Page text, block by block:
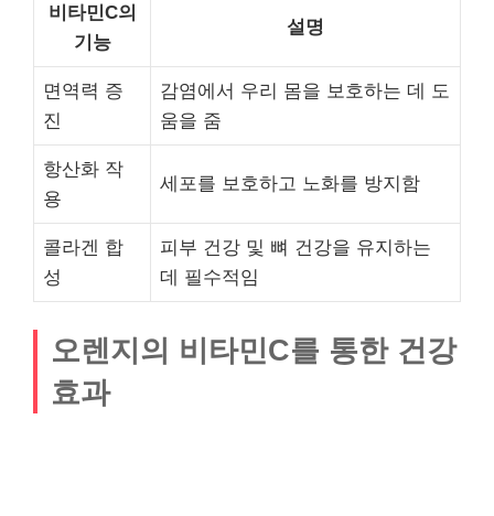
비타민C의
기능
설명
면역력 증
진
감염에서 우리 몸을 보호하는 데 도
움을 줌
항산화 작
용
세포를 보호하고 노화를 방지함
콜라겐 합
성
피부 건강 및 뼈 건강을 유지하는
데 필수적임
오렌지의 비타민C를 통한 건강
효과